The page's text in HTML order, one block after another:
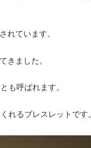
れています。
きました。
も呼ばれます。
れるブレスレットです。